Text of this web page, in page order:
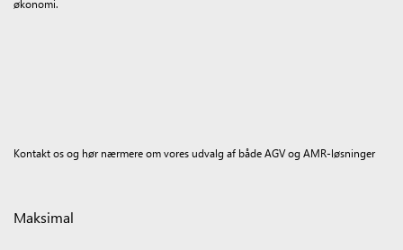
økonomi.
Kontakt os og hør nærmere om vores udvalg af både AGV og AMR-løsninger
Maksimal